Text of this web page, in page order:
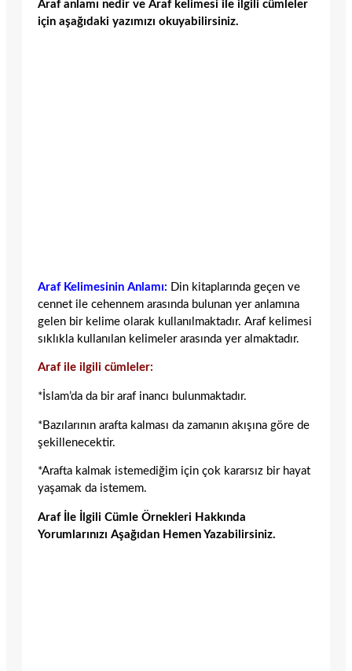
Araf anlamı nedir ve Araf kelimesi ile ilgili cümleler
için aşağıdaki yazımızı okuyabilirsiniz.
Araf Kelimesinin Anlamı:
Din kitaplarında geçen ve
cennet ile cehennem arasında bulunan yer anlamına
gelen bir kelime olarak kullanılmaktadır. Araf kelimesi
sıklıkla kullanılan kelimeler arasında yer almaktadır.
Araf ile ilgili cümleler:
*İslam’da da bir araf inancı bulunmaktadır.
*Bazılarının arafta kalması da zamanın akışına göre de
şekillenecektir.
*Arafta kalmak istemediğim için çok kararsız bir hayat
yaşamak da istemem.
Araf İle İlgili Cümle Örnekleri Hakkında
Yorumlarınızı Aşağıdan Hemen Yazabilirsiniz.